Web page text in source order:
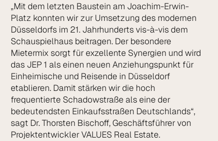
„Mit dem letzten Baustein am Joachim-Erwin-
Platz konnten wir zur Umsetzung des modernen
Düsseldorfs im 21. Jahrhunderts vis-à-vis dem
Schauspielhaus beitragen. Der besondere
Mietermix sorgt für exzellente Synergien und wird
das JEP 1 als einen neuen Anziehungspunkt für
Einheimische und Reisende in Düsseldorf
etablieren. Damit stärken wir die hoch
frequentierte Schadowstraße als eine der
bedeutendsten Einkaufsstraßen Deutschlands“,
sagt Dr. Thorsten Bischoff, Geschäftsführer von
Projektentwickler VALUES Real Estate.